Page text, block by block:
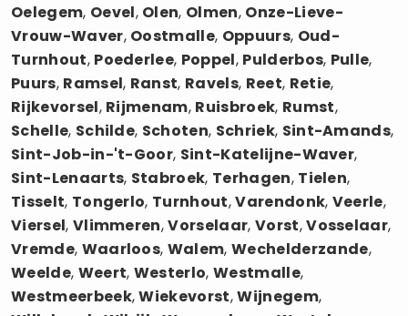
Oelegem, Oevel, Olen, Olmen, Onze-Lieve-
Vrouw-Waver, Oostmalle, Oppuurs, Oud-
Turnhout, Poederlee, Poppel, Pulderbos, Pulle,
Puurs, Ramsel, Ranst, Ravels, Reet, Retie,
Rijkevorsel, Rijmenam, Ruisbroek, Rumst,
Schelle, Schilde, Schoten, Schriek, Sint-Amands,
Sint-Job-in-'t-Goor, Sint-Katelijne-Waver,
Sint-Lenaarts, Stabroek, Terhagen, Tielen,
Tisselt, Tongerlo, Turnhout,Varendonk, Veerle,
Viersel, Vlimmeren,Vorselaar, Vorst,Vosselaar,
Vremde, Waarloos, Walem,Wechelderzande,
Weelde, Weert, Westerlo,Westmalle,
Westmeerbeek,Wiekevorst,Wijnegem,